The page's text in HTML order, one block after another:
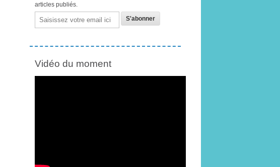
articles publiés.
Email
Vidéo du moment